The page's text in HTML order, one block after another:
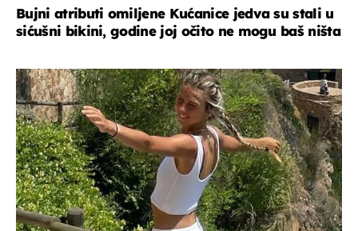
Bujni atributi omiljene Kućanice jedva su stali u
sićušni bikini, godine joj očito ne mogu baš ništa